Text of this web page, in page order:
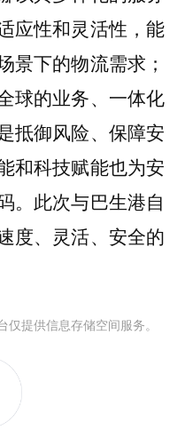
应性和灵活性，能
景下的物流需求；
球的业务、一体化
抵御风险、保障安
和科技赋能也为安
。此次与巴生港自
度、灵活、安全的
提供信息存储空间服务。